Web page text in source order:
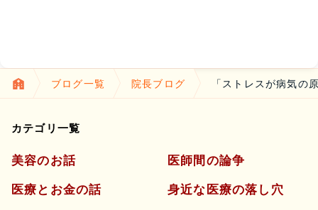
ブログ一覧 院長ブログ 「ストレスが病気
カテゴリ一覧
美容のお話
医療とお金の話
医師間の論争
身近な医療の落し穴